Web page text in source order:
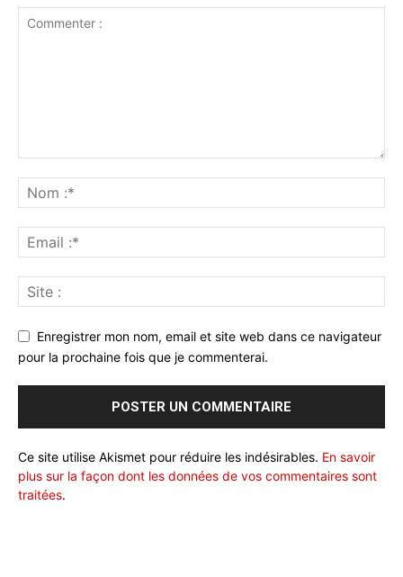
Enregistrer mon nom, email et site web dans ce navigateur
pour la prochaine fois que je commenterai.
Ce site utilise Akismet pour réduire les indésirables. En savoir
plus sur la façon dont les données de vos commentaires sont
traitées.